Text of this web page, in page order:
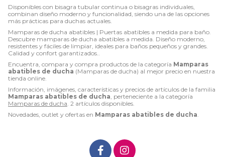
Disponibles con bisagra tubular continua o bisagras individuales,
combinan diseño moderno y funcionalidad, siendo una de las opciones
más prácticas para duchas actuales.
Mamparas de ducha abatibles | Puertas abatibles a medida para baño.
Descubre mamparas de ducha abatibles a medida. Diseño moderno,
resistentes y fáciles de limpiar, ideales para baños pequeños y grandes.
Calidad y confort garantizados..
Encuentra, compara y compra productos de la categoría Mamparas
abatibles de ducha (Mamparas de ducha) al mejor precio en nuestra
tienda online.
Información, imágenes, características y precios de artículos de la familia
Mamparas abatibles de ducha, perteneciente a la categoría
Mamparas de ducha. 2 artículos disponibles.
Novedades, outlet y ofertas en Mamparas abatibles de ducha.